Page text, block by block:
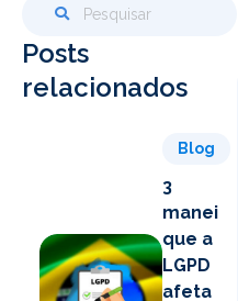
Posts
relacionados
Blog
3
maneiras
que a
LGPD
afeta